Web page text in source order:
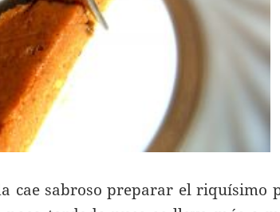
cae sabroso preparar el riquísimo